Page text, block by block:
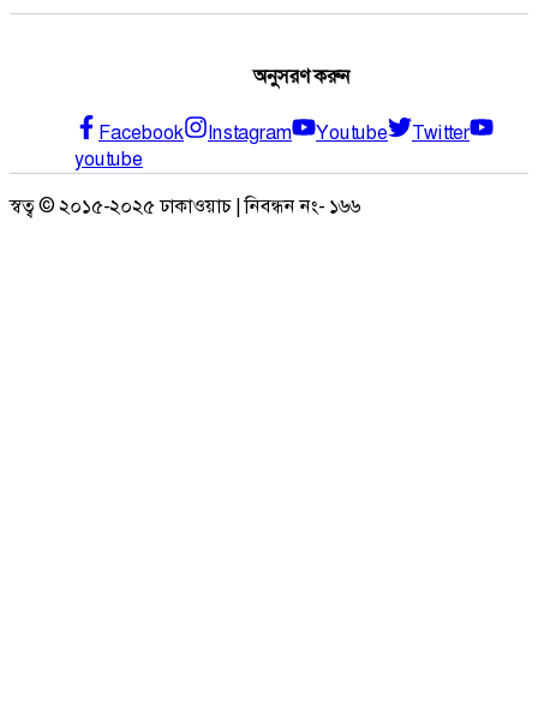
অনুসরণ করুন
Facebook Instagram Youtube
Twitter
youtube
স্বত্ব © ২০১৫-২০২৫ ঢাকাওয়াচ | নিবন্ধন নং- ১৬৬